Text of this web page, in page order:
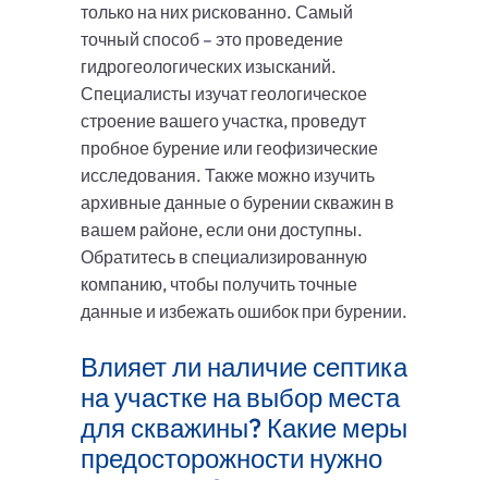
только на них рискованно. Самый
точный способ – это проведение
гидрогеологических изысканий.
Специалисты изучат геологическое
строение вашего участка, проведут
пробное бурение или геофизические
исследования. Также можно изучить
архивные данные о бурении скважин в
вашем районе, если они доступны.
Обратитесь в специализированную
компанию, чтобы получить точные
данные и избежать ошибок при бурении.
Влияет ли наличие септика
на участке на выбор места
для скважины? Какие меры
предосторожности нужно